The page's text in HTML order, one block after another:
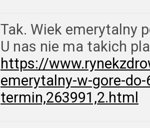
Tak. Wiek emerytalny
U nas nie ma takich
https://
emerytalny-w-gore-
termin,263991,2.html